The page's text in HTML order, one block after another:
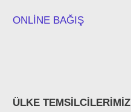
ONLİNE BAĞIŞ
ÜLKE TEMSİLCİLERİMİZ